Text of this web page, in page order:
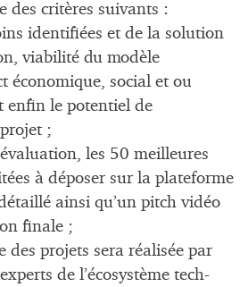
des critères suivants :
identifiées et de la solution
viabilité du modèle
économique, social et ou
enfin le potentiel de
;
les 50 meilleures
à déposer sur la plateforme
ainsi qu’un pitch vidéo
finale ;
des projets sera réalisée par
de l’écosystème tech-